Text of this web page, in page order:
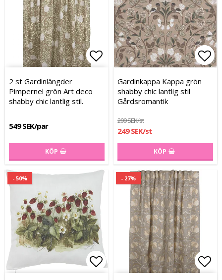
Lägg till i favoritlistan
Lägg till i favoritlistan
2 st Gardinlängder
Pimpernel grön Art deco
shabby chic lantlig stil.
549 SEK/par
KÖP
Gardinkappa Kappa grön
shabby chic lantlig stil
Gårdsromantik
299 SEK/st
249 SEK/st
KÖP
- 50% - 27%